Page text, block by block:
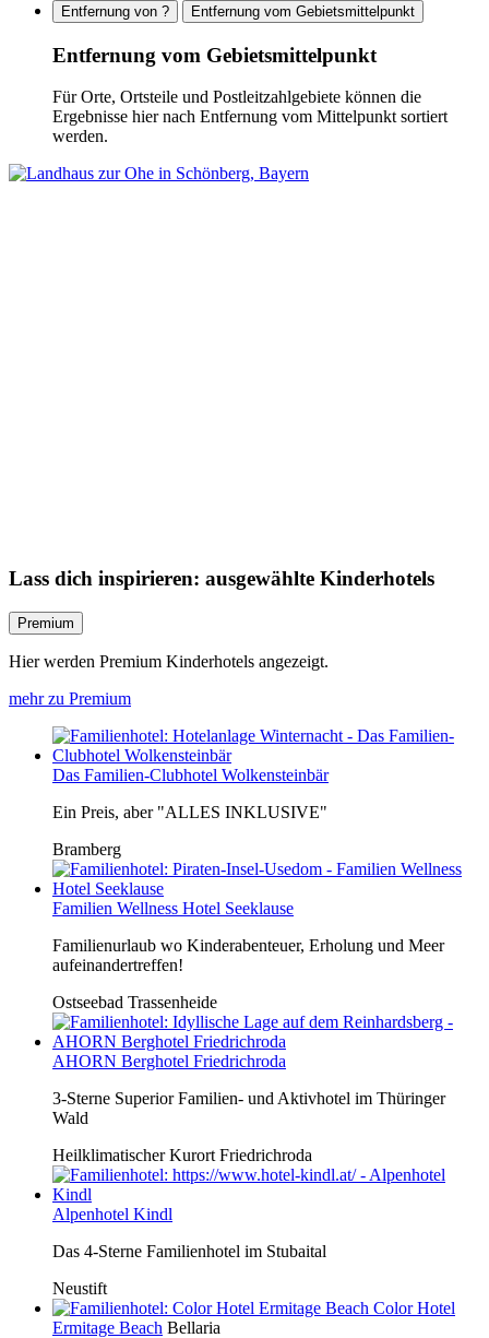
Entfernung von ?
Entfernung vom Gebietsmittelpunkt
Entfernung vom Gebietsmittelpunkt
Für Orte, Ortsteile und Postleitzahlgebiete können die
Ergebnisse hier nach Entfernung vom Mittelpunkt sortiert
werden.
Lass dich inspirieren: ausgewählte Kinderhotels
Premium
Hier werden Premium Kinderhotels angezeigt.
mehr zu Premium
Das Familien-Clubhotel Wolkensteinbär
Ein Preis, aber "ALLES INKLUSIVE"
Bramberg
Familien Wellness Hotel Seeklause
Familienurlaub wo Kinderabenteuer, Erholung und Meer
aufeinandertreffen!
Ostseebad Trassenheide
AHORN Berghotel Friedrichroda
3-Sterne Superior Familien- und Aktivhotel im Thüringer
Wald
Heilklimatischer Kurort Friedrichroda
Alpenhotel Kindl
Das 4-Sterne Familienhotel im Stubaital
Neustift
Color Hotel
Ermitage Beach Bellaria